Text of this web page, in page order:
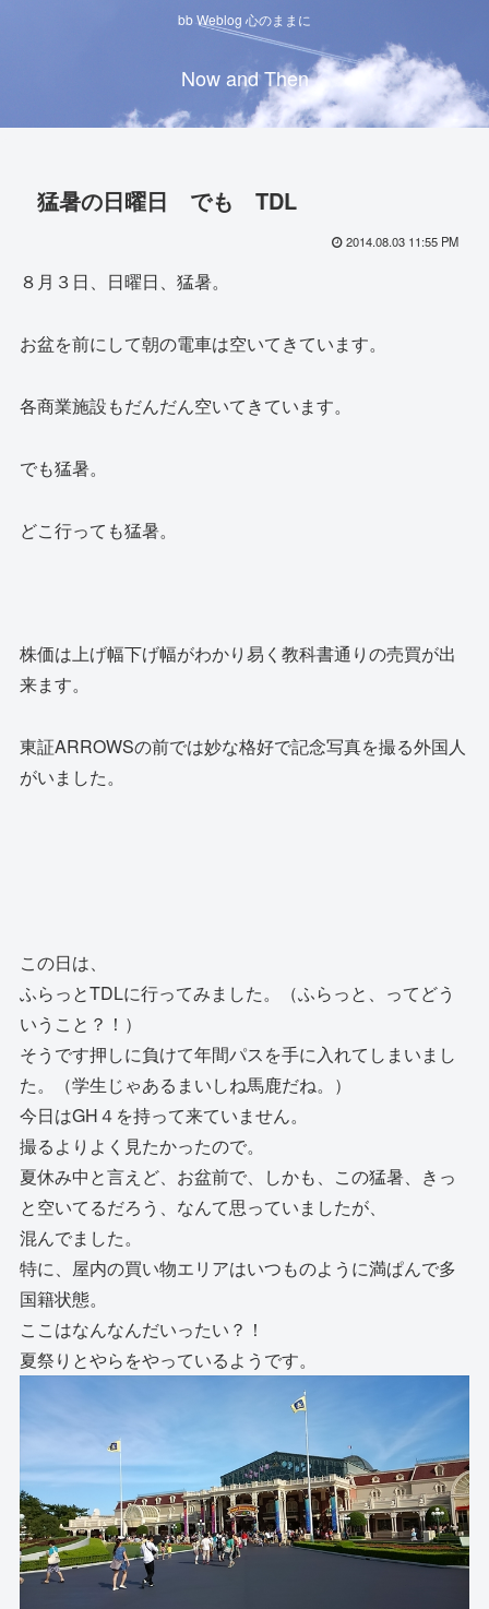
bb Weblog 心のままに
Now and Then
猛暑の日曜日 でも TDL
2014.08.03 11:55 PM
８月３日、日曜日、猛暑。
お盆を前にして朝の電車は空いてきています。
各商業施設もだんだん空いてきています。
でも猛暑。
どこ行っても猛暑。
株価は上げ幅下げ幅がわかり易く教科書通りの売買が出
来ます。
東証ARROWSの前では妙な格好で記念写真を撮る外国人
がいました。
この日は、
ふらっとTDLに行ってみました。（ふらっと、ってどう
いうこと？！）
そうです押しに負けて年間パスを手に入れてしまいまし
た。（学生じゃあるまいしね馬鹿だね。）
今日はGH４を持って来ていません。
撮るよりよく見たかったので。
夏休み中と言えど、お盆前で、しかも、この猛暑、きっ
と空いてるだろう、なんて思っていましたが、
混んでました。
特に、屋内の買い物エリアはいつものように満ぱんで多
国籍状態。
ここはなんなんだいったい？！
夏祭りとやらをやっているようです。